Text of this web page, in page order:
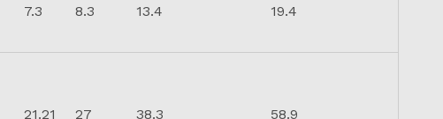
7.3 8.3 13.4 19.4
21.21 27 38.3 58.9